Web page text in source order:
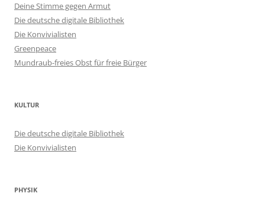
Deine Stimme gegen Armut
Die deutsche digitale Bibliothek
Die Konvivialisten
Greenpeace
Mundraub-freies Obst für freie Bürger
KULTUR
Die deutsche digitale Bibliothek
Die Konvivialisten
PHYSIK